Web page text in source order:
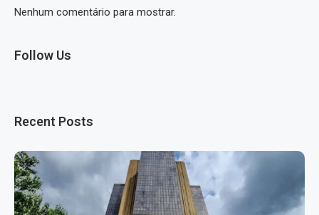
Nenhum comentário para mostrar.
Follow Us
Recent Posts